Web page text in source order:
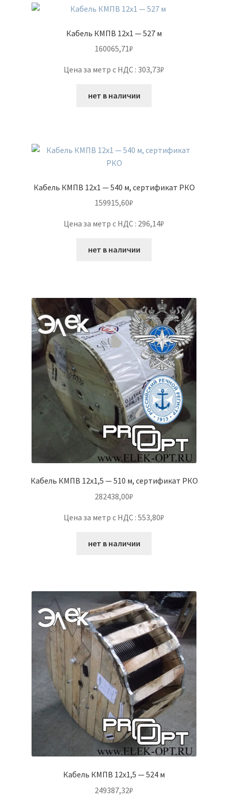
Кабель КМПВ 12х1 — 527 м
160065,71₽
Цена за метр с НДС : 303,73₽
нет в наличии
Кабель КМПВ 12х1 — 540 м, сертификат РКО
159915,60₽
Цена за метр с НДС : 296,14₽
нет в наличии
Кабель КМПВ 12х1,5 — 510 м, сертификат РКО
282438,00₽
Цена за метр с НДС : 553,80₽
нет в наличии
Кабель КМПВ 12х1,5 — 524 м
249387,32₽